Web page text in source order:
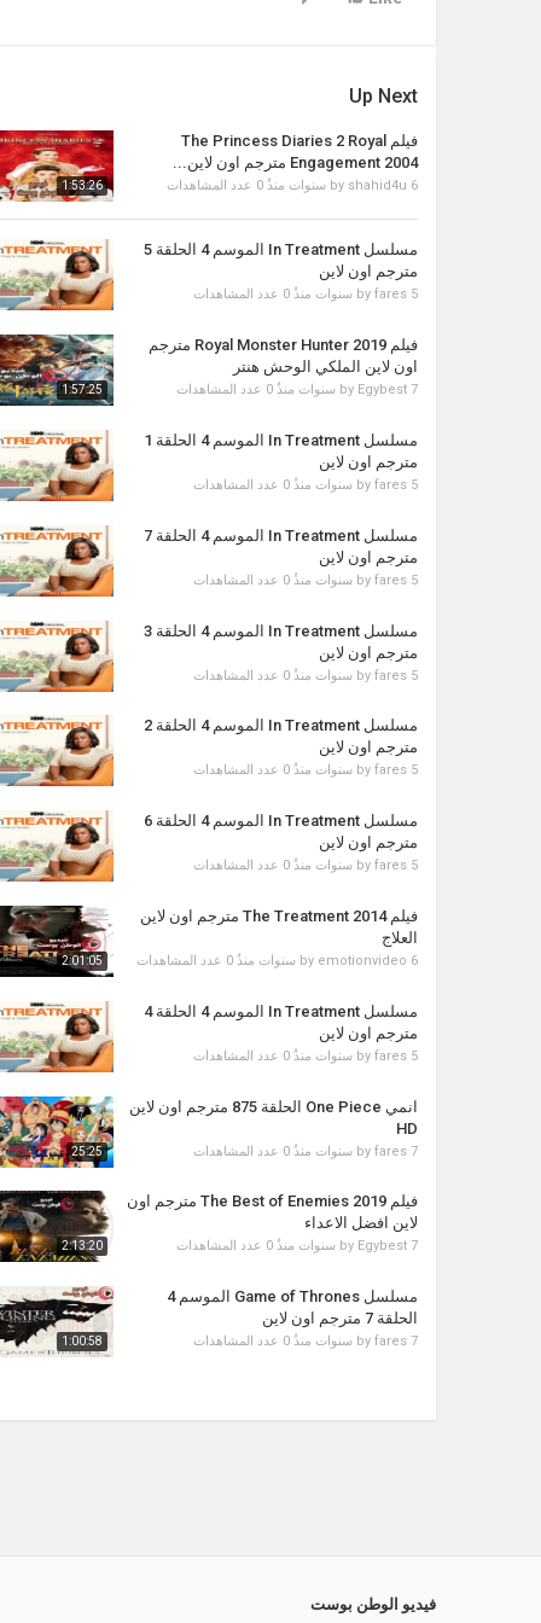
Up Next
1:53:26
فيلم The Princess Diaries 2 Royal
Engagement 2004 مترجم اون لاين...
by shahid4u 6 سنوات منذُ 0 عدد المشاهدات
مسلسل In Treatment الموسم 4 الحلقة 5
مترجم اون لاين
by fares 5 سنوات منذُ 0 عدد المشاهدات
1:57:25
فيلم Royal Monster Hunter 2019 مترجم
اون لاين الملكي الوحش هنتر
by Egybest 7 سنوات منذُ 0 عدد المشاهدات
مسلسل In Treatment الموسم 4 الحلقة 1
مترجم اون لاين
by fares 5 سنوات منذُ 0 عدد المشاهدات
مسلسل In Treatment الموسم 4 الحلقة 7
مترجم اون لاين
by fares 5 سنوات منذُ 0 عدد المشاهدات
مسلسل In Treatment الموسم 4 الحلقة 3
مترجم اون لاين
by fares 5 سنوات منذُ 0 عدد المشاهدات
مسلسل In Treatment الموسم 4 الحلقة 2
مترجم اون لاين
by fares 5 سنوات منذُ 0 عدد المشاهدات
مسلسل In Treatment الموسم 4 الحلقة 6
مترجم اون لاين
by fares 5 سنوات منذُ 0 عدد المشاهدات
2:01:05
فيلم The Treatment 2014 مترجم اون لاين
العلاج
by emotionvideo 6 سنوات منذُ 0 عدد المشاهدات
مسلسل In Treatment الموسم 4 الحلقة 4
مترجم اون لاين
by fares 5 سنوات منذُ 0 عدد المشاهدات
25:25
انمي One Piece الحلقة 875 مترجم اون لاين
HD
by fares 7 سنوات منذُ 0 عدد المشاهدات
2:13:20
فيلم The Best of Enemies 2019 مترجم اون
لاين افضل الاعداء
by Egybest 7 سنوات منذُ 0 عدد المشاهدات
1:00:58
مسلسل Game of Thrones الموسم 4
الحلقة 7 مترجم اون لاين
by fares 7 سنوات منذُ 0 عدد المشاهدات
فيديو الوطن بوست